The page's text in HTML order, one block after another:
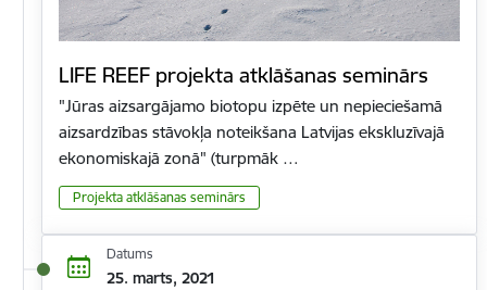
LIFE REEF projekta atklāšanas seminārs
"Jūras aizsargājamo biotopu izpēte un nepieciešamā
aizsardzības stāvokļa noteikšana Latvijas ekskluzīvajā
ekonomiskajā zonā" (turpmāk …
Projekta atklāšanas seminārs
Datums
25. marts, 2021